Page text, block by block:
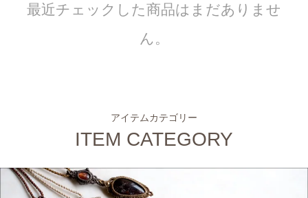
最近チェックした商品はまだありませ
ん。
アイテムカテゴリー
ITEM CATEGORY